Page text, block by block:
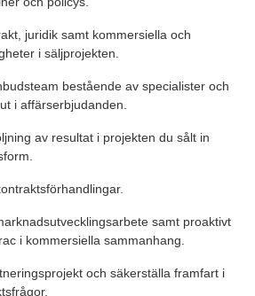
juridik samt kommersiella och
i säljprojekten.
bestående av specialister och
i affärserbjudanden.
av resultat i projekten du sålt in
samt proaktivt
i kommersiella sammanhang.
och säkerställa framfart i